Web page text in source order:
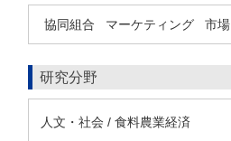
協同組合 マーケティング 市場
研究分野
人文・社会 / 食料農業経済